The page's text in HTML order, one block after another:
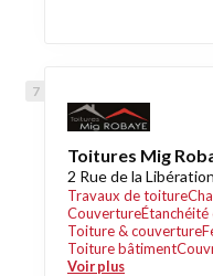
Toitures Mig
2 Rue de la
Travaux de toiture
Couverture
Toiture & couverture
Toiture bâtiment
Voir plus